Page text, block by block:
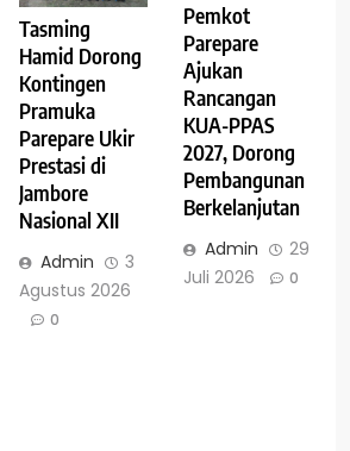
Tasming
Hamid Dorong
Kontingen
Pramuka
Parepare Ukir
Prestasi di
Jambore
Nasional XII
Admin
3
Agustus 2026
0
Pemkot
Parepare
Ajukan
Rancangan
KUA-PPAS
2027, Dorong
Pembangunan
Berkelanjutan
Admin
29
Juli 2026
0